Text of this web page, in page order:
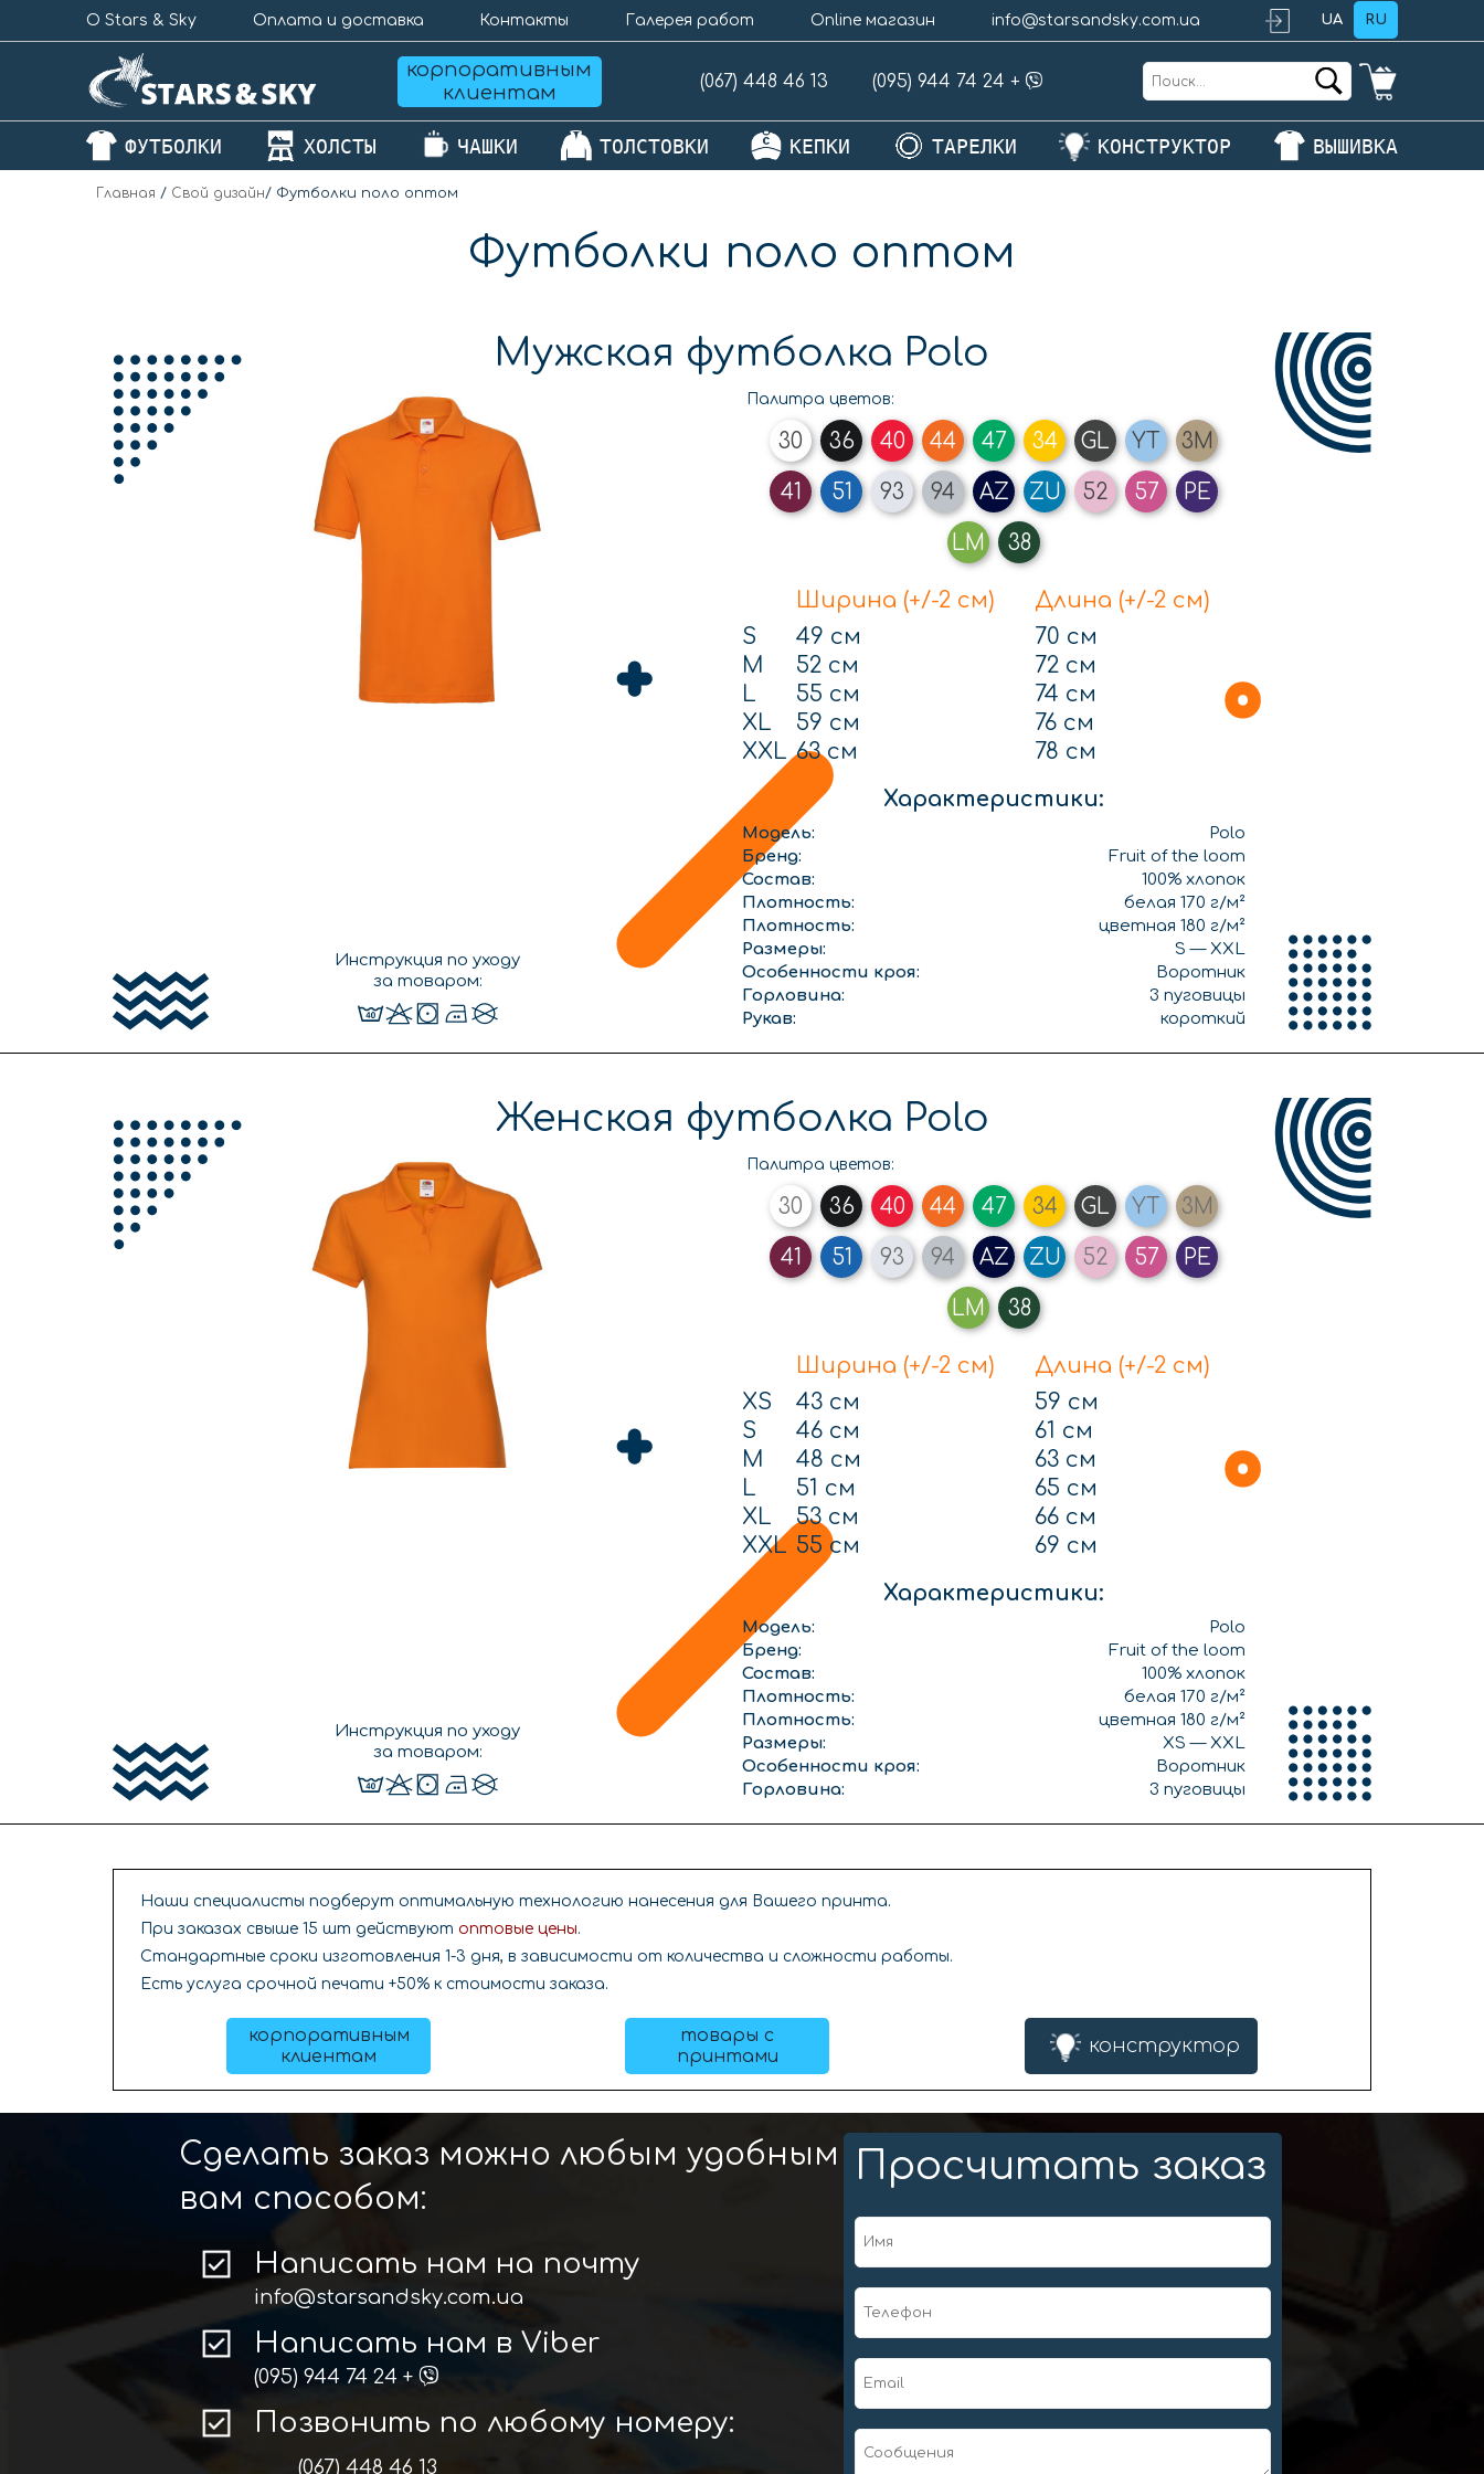
О Stars & Sky Оплата и доставка Контакты Галерея работ Online магазин info@starsandsky.com.ua UA RU
корпоративным
клиентам
(067) 448 46 13 (095) 944 74 24 +
ФУТБОЛКИ ХОЛСТЫ ЧАШКИ ТОЛСТОВКИ КЕПКИ ТАРЕЛКИ КОНСТРУКТОР ВЫШИВКА
Главная / Свой дизайн/ Футболки поло оптом
Футболки поло оптом
Мужская футболка Polo
Инструкция по уходу
за товаром:
Палитра цветов:
30 36 40 44 47 34 GL YT 3M
41 51 93 94 AZ ZU 52 57 PE
LM 38
Ширина (+/-2 см)
Длина (+/-2 см)
S
49 см
70 см
M
52 см
72 см
L
55 см
74 см
XL
59 см
76 см
XXL 63 см
78 см
Характеристики:
Модель:
Polo
Бренд:
Fruit of the loom
Состав:
100% хлопок
Плотность:
белая 170 г/м²
Плотность:
цветная 180 г/м²
Размеры:
S — XXL
Особенности кроя:
Воротник
Горловина:
3 пуговицы
Рукав:
короткий
Женская футболка Polo
Инструкция по уходу
за товаром:
Палитра цветов:
30 36 40 44 47 34 GL YT 3M
41 51 93 94 AZ ZU 52 57 PE
LM 38
Ширина (+/-2 см)
Длина (+/-2 см)
XS
43 см
59 см
S
46 см
61 см
M
48 см
63 см
L
51 см
65 см
XL
53 см
66 см
XXL 55 см
69 см
Характеристики:
Модель:
Polo
Бренд:
Fruit of the loom
Состав:
100% хлопок
Плотность:
белая 170 г/м²
Плотность:
цветная 180 г/м²
Размеры:
XS — XXL
Особенности кроя:
Воротник
Горловина:
3 пуговицы
Наши специалисты подберут оптимальную технологию нанесения для Вашего принта.
При заказах свыше 15 шт действуют оптовые цены.
Стандартные сроки изготовления 1-3 дня, в зависимости от количества и сложности работы.
Есть услуга срочной печати +50% к стоимости заказа.
корпоративным
клиентам
товары с
принтами
конструктор
Сделать заказ можно любым удобным
вам способом:
Написать нам на почту
info@starsandsky.com.ua
Написать нам в Viber
(095) 944 74 24 +
Позвонить по любому номеру:
(067) 448 46 13
Просчитать заказ